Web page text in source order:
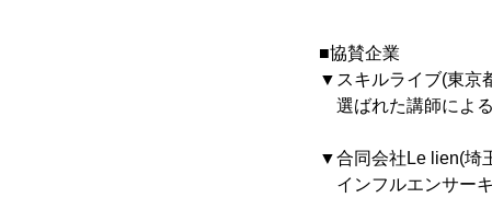
■協賛企業
▼スキルライブ(東京
選ばれた講師によ
▼合同会社Le lien(埼
インフルエンサー